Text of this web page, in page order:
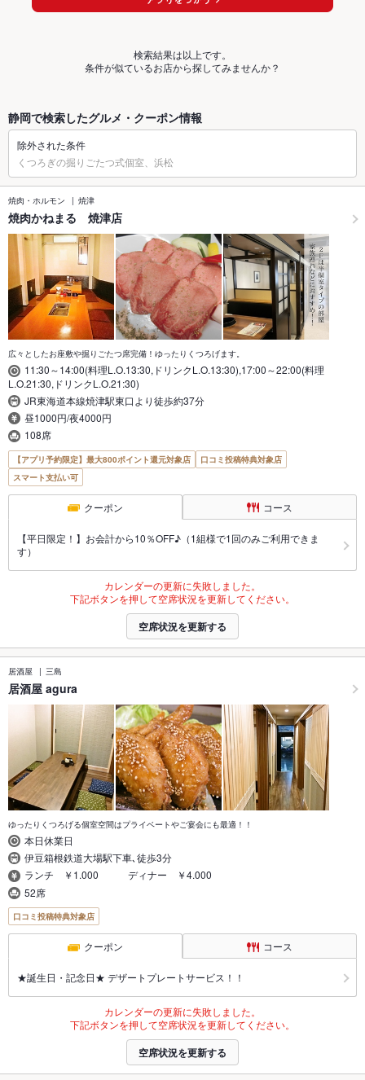
検索結果は以上です。
条件が似ているお店から探してみませんか？
静岡で検索したグルメ・クーポン情報
除外された条件
くつろぎの掘りごたつ式個室、浜松
焼肉・ホルモン 焼津
焼肉かねまる 焼津店
広々としたお座敷や掘りごたつ席完備！ゆったりくつろげます。
11:30～14:00(料理L.O.13:30,ドリンクL.O.13:30),17:00～22:00(料理
L.O.21:30,ドリンクL.O.21:30)
JR東海道本線焼津駅東口より徒歩約37分
昼1000円/夜4000円
108席
【アプリ予約限定】最大800ポイント還元対象店
口コミ投稿特典対象店
スマート支払い可
クーポン コース
【平日限定！】お会計から10％OFF♪（1組様で1回のみご利用できま
す）
カレンダーの更新に失敗しました。
下記ボタンを押して空席状況を更新してください。
空席状況を更新する
居酒屋 三島
居酒屋 agura
ゆったりくつろげる個室空間はプライベートやご宴会にも最適！！
本日休業日
伊豆箱根鉄道大場駅下車､徒歩3分
ランチ ￥1.000 ディナー ￥4.000
52席
口コミ投稿特典対象店
クーポン コース
★誕生日・記念日★ デザートプレートサービス！！
カレンダーの更新に失敗しました。
下記ボタンを押して空席状況を更新してください。
空席状況を更新する